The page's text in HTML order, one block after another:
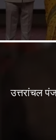
उत्तरांचल